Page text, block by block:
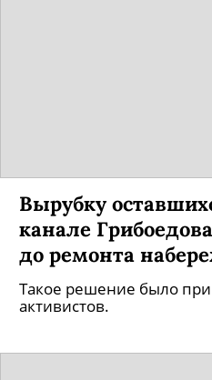
Вырубку
канале
до ремонта
Такое решение было
активистов.